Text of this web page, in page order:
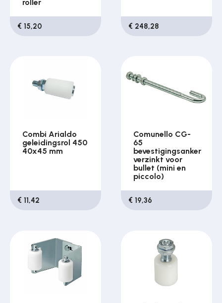
roller
€ 15,20 € 248,28
Combi Arialdo
geleidingsrol 450
40x45 mm
€ 11,42
Comunello CG-
65
bevestigingsanker
verzinkt voor
bullet (mini en
piccolo)
€ 19,36